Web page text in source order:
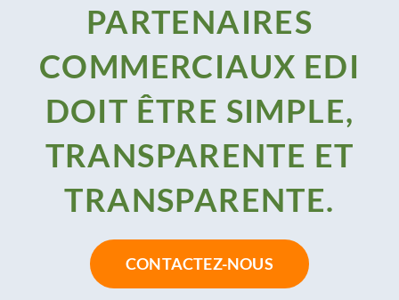
PARTENAIRES
COMMERCIAUX EDI
DOIT ÊTRE SIMPLE,
TRANSPARENTE ET
TRANSPARENTE.
CONTACTEZ-NOUS